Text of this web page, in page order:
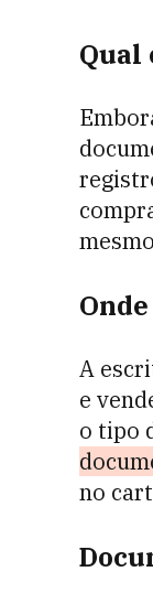
Qual
A
e
o tipo
no